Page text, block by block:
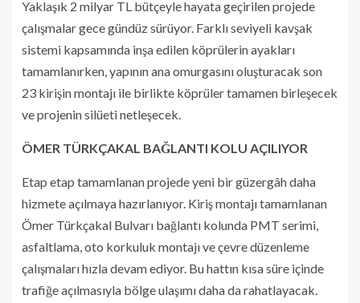
Yaklaşık 2 milyar TL bütçeyle hayata geçirilen projede
çalışmalar gece gündüz sürüyor. Farklı seviyeli kavşak
sistemi kapsamında inşa edilen köprülerin ayakları
tamamlanırken, yapının ana omurgasını oluşturacak son
23 kirişin montajı ile birlikte köprüler tamamen birleşecek
ve projenin silüeti netleşecek.
ÖMER TÜRKÇAKAL BAĞLANTI KOLU AÇILIYOR
Etap etap tamamlanan projede yeni bir güzergâh daha
hizmete açılmaya hazırlanıyor. Kiriş montajı tamamlanan
Ömer Türkçakal Bulvarı bağlantı kolunda PMT serimi,
asfaltlama, oto korkuluk montajı ve çevre düzenleme
çalışmaları hızla devam ediyor. Bu hattın kısa süre içinde
trafiğe açılmasıyla bölge ulaşımı daha da rahatlayacak.